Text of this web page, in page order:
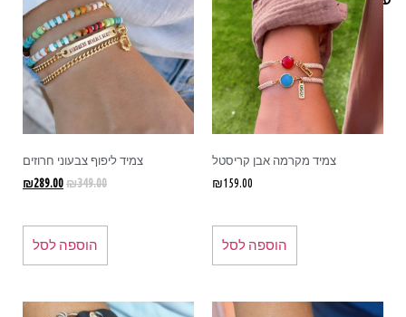
צמיד מקרמה אבן קריסטל
₪159.00
הוספה לסל
צמיד ליפוף צבעוני חרוזים
₪349.00
₪289.00
הוספה לסל